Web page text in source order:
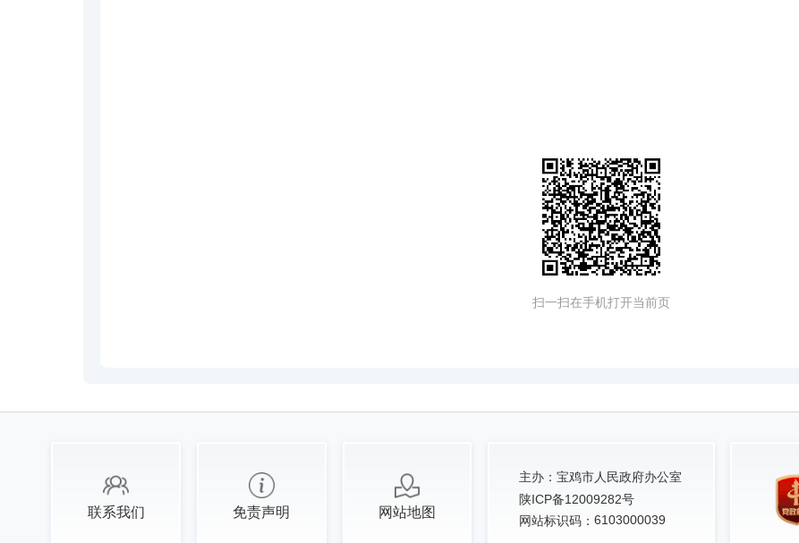
扫一扫在手机打开当前页
联系我们 免责声明 网站地图
主办： 宝鸡市人民政府办公室
陕ICP备12009282号
网站标识码： 6103000039